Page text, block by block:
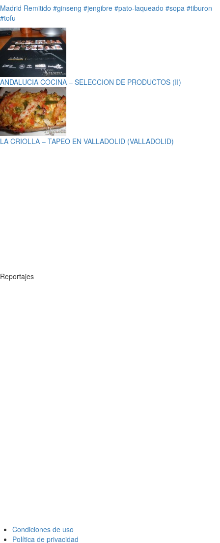
Madrid Remitido #ginseng #jengibre #pato-laqueado #sopa #tiburon
#tofu
ANDALUCIA COCINA – SELECCION DE PRODUCTOS (II)
LA CRIOLLA – TAPEO EN VALLADOLID (VALLADOLID)
Reportajes
Condiciones de uso
Política de privacidad